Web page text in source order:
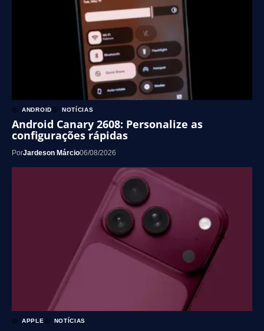
ANDROID NOTÍCIAS
Android Canary 2608: Personalize as
configurações rápidas
PorJardeson Márcio06/08/2026
APPLE NOTÍCIAS